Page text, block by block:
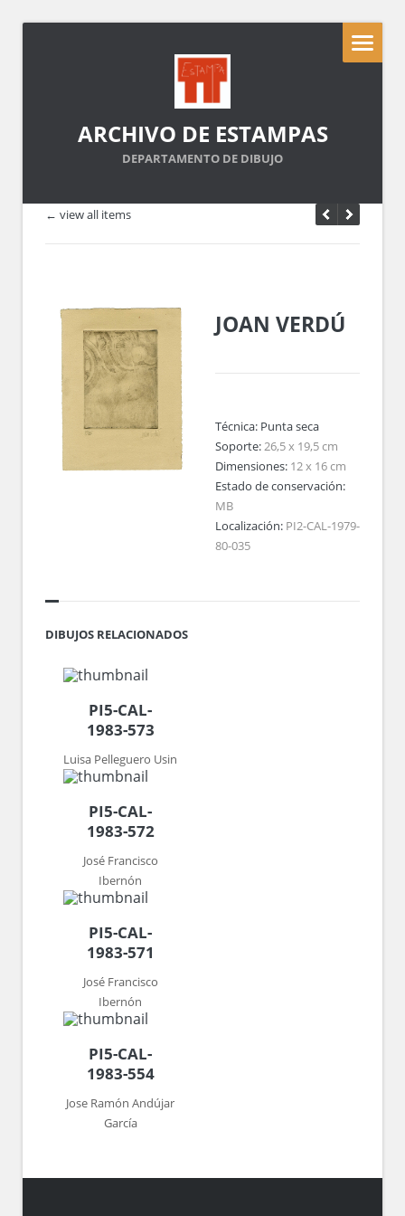
ARCHIVO DE ESTAMPAS
DEPARTAMENTO DE DIBUJO
← view all items
JOAN VERDÚ
Técnica: Punta seca
Soporte:26,5 x 19,5 cm
Dimensiones: 12 x 16 cm
Estado de conservación:
MB
Localización: PI2-CAL-1979-
80-035
DIBUJOS RELACIONADOS
PI5-CAL-
1983-573
Luisa Pelleguero Usin
PI5-CAL-
1983-572
José Francisco
Ibernón
PI5-CAL-
1983-571
José Francisco
Ibernón
PI5-CAL-
1983-554
Jose Ramón Andújar
García